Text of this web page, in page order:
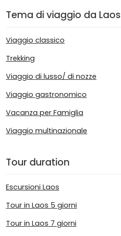
Tema di viaggio da Laos
Viaggio classico
Trekking
Viaggio di lusso/ di nozze
Viaggio gastronomico
Vacanza per Famiglia
Viaggio multinazionale
Tour duration
Escursioni Laos
Tour in Laos 5 giorni
Tour in Laos 7 giorni